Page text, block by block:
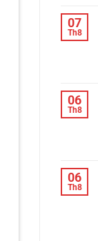
07
Th8
06
Th8
06
Th8